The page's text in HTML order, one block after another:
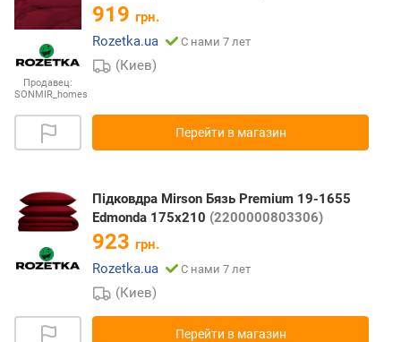
Продавец:
SONMIR_homes
919 грн.
Rozetka.ua
С нами 7 лет
(Киев)
Перейти в магазин
Підковдра Mirson Бязь Premium 19-1655
Edmonda 175х210 (2200000803306)
923 грн.
Rozetka.ua
С нами 7 лет
(Киев)
Перейти в магазин